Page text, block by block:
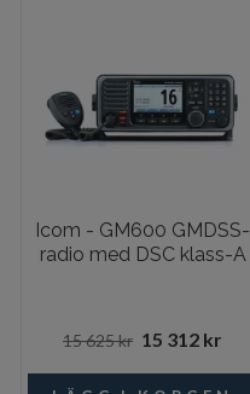
Icom - GM600 GMDSS-
radio med DSC klass-A
15 625 kr 15 312 kr